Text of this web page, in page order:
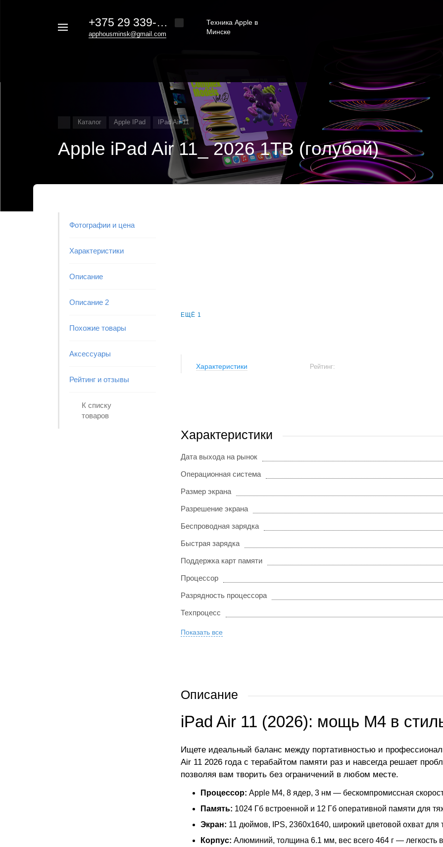
+375 29 339-20-30
apphousminsk@gmail.com
Техника Apple в
Минске
Каталог Apple IPad IPad Air 11
Apple iPad Air 11_ 2026 1TB (голубой)
Фотографии и цена
Характеристики
Описание
Описание 2
Похожие товары
Аксессуары
Рейтинг и отзывы
К списку
товаров
ЕЩЁ 1
Характеристики Рейтинг:
Характеристики
Дата выхода на рынок
Операционная система
Размер экрана
Разрешение экрана
Беспроводная зарядка
Быстрая зарядка
Поддержка карт памяти
Процессор
Разрядность процессора
Техпроцесс
Показать все
Описание
iPad Air 11 (2026): мощь M4 в
Ищете идеальный баланс между портативностью и
Air 11 2026 года с терабайтом памяти раз и навсегда решает
позволяя вам творить без ограничений в любом месте.
Процессор: Apple M4, 8 ядер, 3 нм — бескомпромиссная
Память: 1024 Гб встроенной и 12 Гб оперативной памяти для
Экран: 11 дюймов, IPS, 2360x1640, широкий цветовой охват для
Корпус: Алюминий, толщина 6.1 мм, вес всего 464 г — легкость